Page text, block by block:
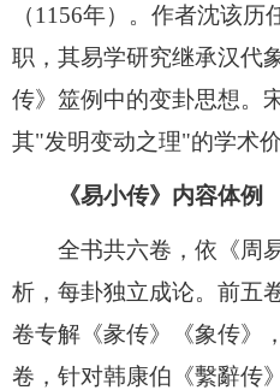
（1156年）。作者沈该
职，其易学研究继承汉代
传》筮例中的变卦思想。
其"发明变动之理"的学术
《易小传》内容体例
全书共六卷，依《周易
析，每卦独立成论。前五
卷专解《彖传》《象传》
卷，针对韩康伯《繫辭传